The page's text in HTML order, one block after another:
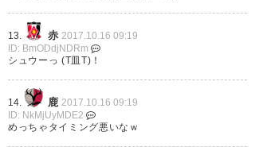
13. 赤 2017.10.16 09:19
ID: BmODdjNDRm
シュウーっ (T皿T)！
14. 鹿 2017.10.16 09:19
ID: NkMjUyMDE2
めっちゃタイミング悪いなｗ